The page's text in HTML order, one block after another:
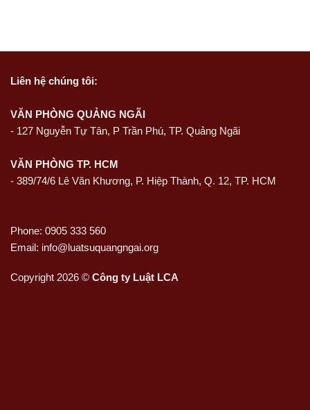
Liên hệ chúng tôi:
VĂN PHÒNG QUẢNG NGÃI
- 127 Nguyễn Tự Tân, P Trần Phú, TP. Quảng Ngãi
VĂN PHÒNG TP. HCM
- 389/74/6 Lê Văn Khương, P. Hiệp Thành, Q. 12, TP. HCM
Phone: 0905 333 560
Email: info@luatsuquangngai.org
Copyright 2026 © Công ty Luật LCA